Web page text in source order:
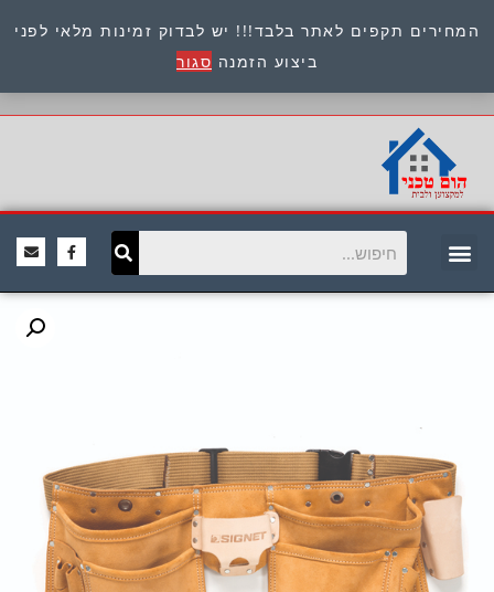
המחירים תקפים לאתר בלבד!!! יש לבדוק זמינות מלאי לפני
ביצוע הזמנה סגור
כתובת : היוזמים 9 אור יהודה שירות לקוחות 054-
8945722